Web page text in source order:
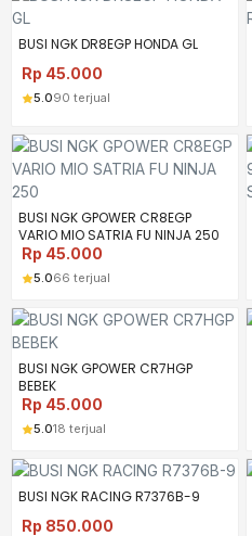
BUSI NGK DR8EGP HONDA GL
Rp 45.000
5.090 terjual
BUSI NGK GPOWER CR8EGP
VARIO MIO SATRIA FU NINJA 250
Rp 45.000
5.066 terjual
BUSI NGK GPOWER CR7HGP
BEBEK
Rp 45.000
5.018 terjual
BUSI NGK RACING R7376B-9
Rp 850.000